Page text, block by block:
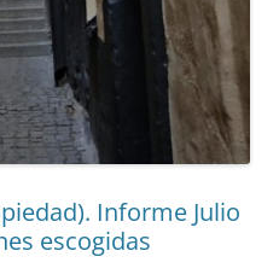
Informe Julio
escogidas